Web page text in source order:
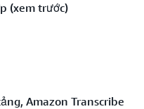
(xem trước)
Amazon Transcribe